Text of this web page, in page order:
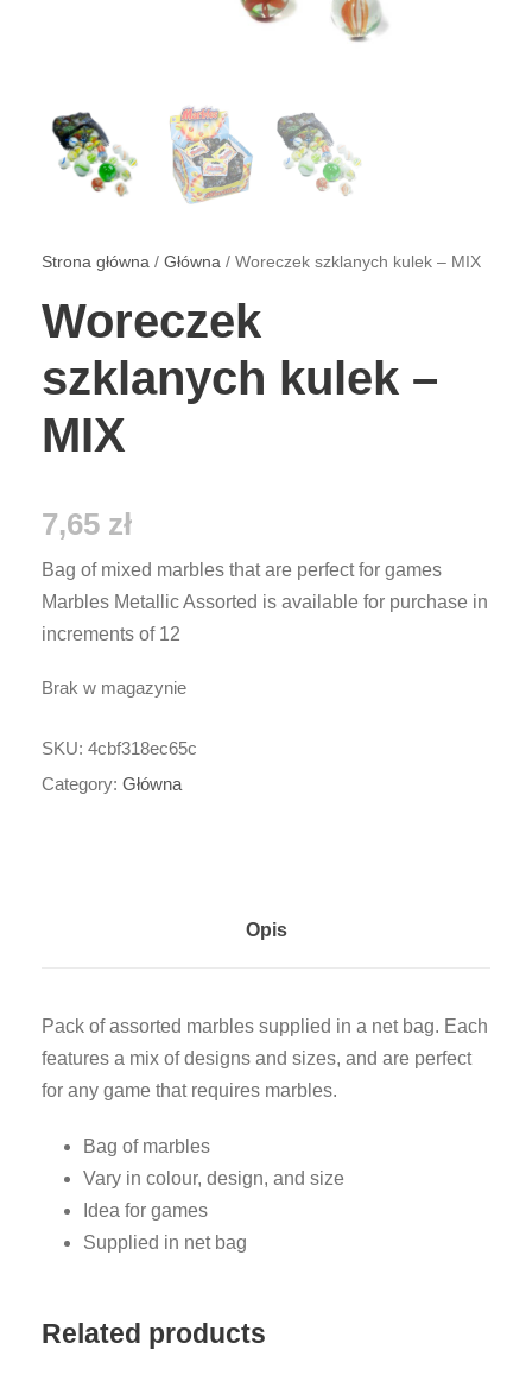
Strona główna / Główna / Woreczek szklanych kulek – MIX
Woreczek
szklanych kulek –
MIX
7,65 zł
Bag of mixed marbles that are perfect for games
Marbles Metallic Assorted is available for purchase in
increments of 12
Brak w magazynie
SKU: 4cbf318ec65c
Category: Główna
Opis
Pack of assorted marbles supplied in a net bag. Each
features a mix of designs and sizes, and are perfect
for any game that requires marbles.
Bag of marbles
Vary in colour, design, and size
Idea for games
Supplied in net bag
Related products